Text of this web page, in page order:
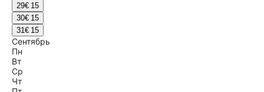
29€ 15
30€ 15
31€ 15
Сентябрь
Пн
Вт
Ср
Чт